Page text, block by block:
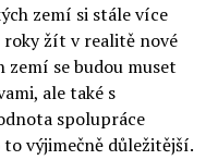
zemí si stále více
roky žít v realitě nové
zemí se budou muset
ale také s
spolupráce
výjimečně důležitější.